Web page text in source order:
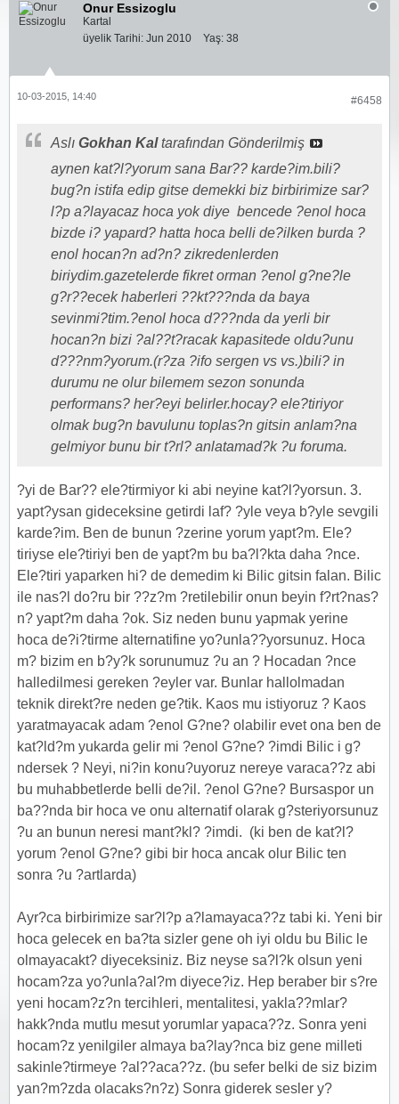
Onur Essizoglu
Kartal
üyelik Tarihi: Jun 2010 Yaş: 38
#6458
10-03-2015, 14:40
Aslı Gokhan Kaltarafından Gönderilmiş
aynen kat?l?yorum sana Bar?? karde?im.bili?
bug?n istifa edip gitse demekki biz birbirimize sar?
l?p a?layacaz hoca yok diye bencede ?enol hoca
bizde i? yapard? hatta hoca belli de?ilken burda ?
enol hocan?n ad?n? zikredenlerden
biriydim.gazetelerde fikret orman ?enol g?ne?le
g?r??ecek haberleri ??kt???nda da baya
sevinmi?tim.?enol hoca d???nda da yerli bir
hocan?n bizi ?al??t?racak kapasitede oldu?unu
d???nm?yorum.(r?za ?ifo sergen vs vs.)bili? in
durumu ne olur bilemem sezon sonunda
performans? her?eyi belirler.hocay? ele?tiriyor
olmak bug?n bavulunu toplas?n gitsin anlam?na
gelmiyor bunu bir t?rl? anlatamad?k ?u foruma.
?yi de Bar?? ele?tirmiyor ki abi neyine kat?l?yorsun. 3.
yapt?ysan gideceksine getirdi laf? ?yle veya b?yle sevgili
karde?im. Ben de bunun ?zerine yorum yapt?m. Ele?
tiriyse ele?tiriyi ben de yapt?m bu ba?l?kta daha ?nce.
Ele?tiri yaparken hi? de demedim ki Bilic gitsin falan. Bilic
ile nas?l do?ru bir ??z?m ?retilebilir onun beyin f?rt?nas?
n? yapt?m daha ?ok. Siz neden bunu yapmak yerine
hoca de?i?tirme alternatifine yo?unla??yorsunuz. Hoca
m? bizim en b?y?k sorunumuz ?u an ? Hocadan ?nce
halledilmesi gereken ?eyler var. Bunlar hallolmadan
teknik direkt?re neden ge?tik. Kaos mu istiyoruz ? Kaos
yaratmayacak adam ?enol G?ne? olabilir evet ona ben de
kat?ld?m yukarda gelir mi ?enol G?ne? ?imdi Bilic i g?
ndersek ? Neyi, ni?in konu?uyoruz nereye varaca??z abi
bu muhabbetlerde belli de?il. ?enol G?ne? Bursaspor un
ba??nda bir hoca ve onu alternatif olarak g?steriyorsunuz
?u an bunun neresi mant?kl? ?imdi. (ki ben de kat?l?
yorum ?enol G?ne? gibi bir hoca ancak olur Bilic ten
sonra ?u ?artlarda)
Ayr?ca birbirimize sar?l?p a?lamayaca??z tabi ki. Yeni bir
hoca gelecek en ba?ta sizler gene oh iyi oldu bu Bilic le
olmayacakt? diyeceksiniz. Biz neyse sa?l?k olsun yeni
hocam?za yo?unla?al?m diyece?iz. Hep beraber bir s?re
yeni hocam?z?n tercihleri, mentalitesi, yakla??mlar?
hakk?nda mutlu mesut yorumlar yapaca??z. Sonra yeni
hocam?z yenilgiler almaya ba?lay?nca biz gene milleti
sakinle?tirmeye ?al??aca??z. (bu sefer belki de siz bizim
yan?m?zda olacaks?n?z) Sonra giderek sesler y?